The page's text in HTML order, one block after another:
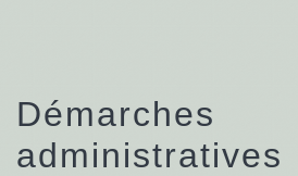
Démarches
administratives